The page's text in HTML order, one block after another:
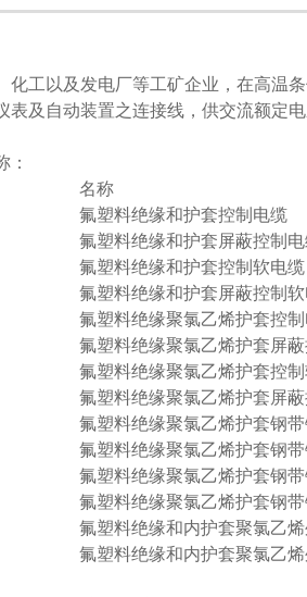
工以及发电厂等工矿企业，在高温
表及自动装置之连接线，供交流额定
：
名称
氟塑料绝缘和护套控制电缆
氟塑料绝缘和护套屏蔽控制
氟塑料绝缘和护套控制软电缆
氟塑料绝缘和护套屏蔽控制
氟塑料绝缘聚氯乙烯护套控
氟塑料绝缘聚氯乙烯护套屏
氟塑料绝缘聚氯乙烯护套控
氟塑料绝缘聚氯乙烯护套屏
氟塑料绝缘聚氯乙烯护套钢
氟塑料绝缘聚氯乙烯护套钢
氟塑料绝缘聚氯乙烯护套钢
氟塑料绝缘聚氯乙烯护套钢
氟塑料绝缘和内护套聚氯乙
氟塑料绝缘和内护套聚氯乙